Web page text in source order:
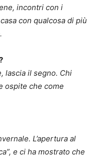
incontri con i
con qualcosa di più
lascia il segno. Chi
ospite che come
L’apertura al
e ci ha mostrato che